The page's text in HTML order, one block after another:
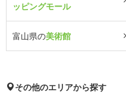
ッピングモール
富山県の美術館
その他のエリアから探す